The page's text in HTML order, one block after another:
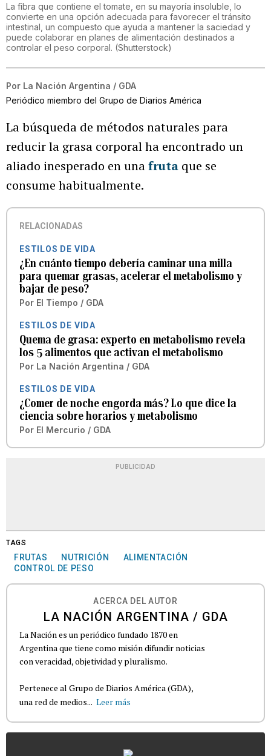
La fibra que contiene el tomate, en su mayoría insoluble, lo
convierte en una opción adecuada para favorecer el tránsito
intestinal, un compuesto que ayuda a mantener la saciedad y
puede colaborar en planes de alimentación destinados a
controlar el peso corporal. (Shutterstock)
Por La Nación Argentina / GDA
Periódico miembro del Grupo de Diarios América
La búsqueda de métodos naturales para
reducir la grasa corporal ha encontrado un
aliado inesperado en unafruta que se
consume habitualmente.
RELACIONADAS
ESTILOS DE VIDA
¿En cuánto tiempo debería caminar una milla
para quemar grasas, acelerar el metabolismo y
bajar de peso?
Por El Tiempo / GDA
ESTILOS DE VIDA
Quema de grasa: experto en metabolismo revela
los 5 alimentos que activan el metabolismo
Por La Nación Argentina / GDA
ESTILOS DE VIDA
¿Comer de noche engorda más? Lo que dice la
ciencia sobre horarios y metabolismo
Por El Mercurio / GDA
PUBLICIDAD
TAGS
FRUTAS NUTRICIÓN
ALIMENTACIÓN
CONTROL DE PESO
ACERCA DEL AUTOR
LA NACIÓN ARGENTINA / GDA
La Nación es un periódico fundado 1870 en
Argentina que tiene como misión difundir noticias
con veracidad, objetividad y pluralismo.
Pertenece al Grupo de Diarios América (GDA),
una red de medios... Leer más
...